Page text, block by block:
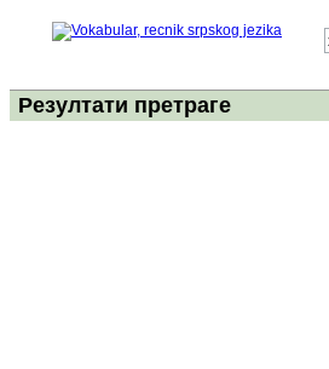
Резултати претраге